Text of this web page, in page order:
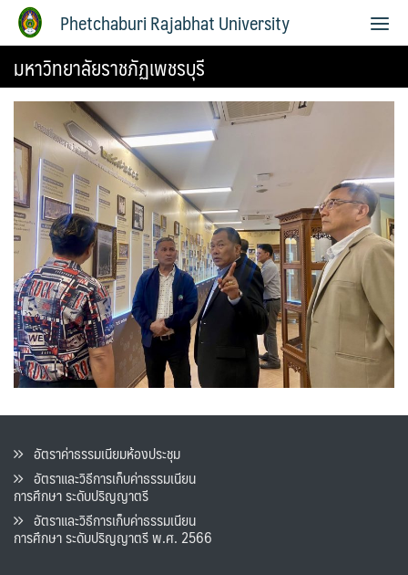
Phetchaburi Rajabhat University
มหาวิทยาลัยราชภัฏเพชรบุรี
อัตราค่าธรรมเนียมห้องประชุม
อัตราและวิธีการเก็บค่าธรรมเนียน
การศึกษา ระดับปริญญาตรี
อัตราและวิธีการเก็บค่าธรรมเนียน
การศึกษา ระดับปริญญาตรี พ.ศ. 2566